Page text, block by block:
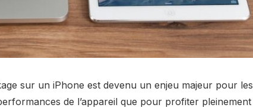
sur un iPhone est devenu un enjeu majeur pour les
de l’appareil que pour profiter pleinement